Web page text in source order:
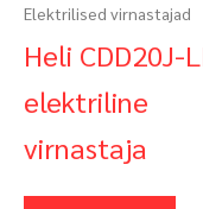
Elektrilised virnastajad
Heli CDD20J-
elektriline
virnastaja